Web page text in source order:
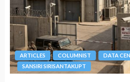
ARTICLES COLUMNIST DATA
SANSIRI SIRISANTAKUPT